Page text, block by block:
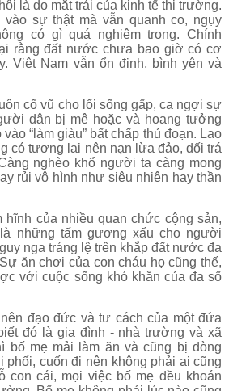
là do mặt trái của kinh tế thị trường.
vào sự thật mà vẫn quanh co, ngụy
có gì quá nghiêm trọng. Chính
rằng đất nước chưa bao giờ có cơ
Việt Nam vẫn ổn định, bình yên và
cổ vũ cho lối sống gấp, ca ngợi sự
dân bị mê hoặc và hoang tưởng
“làm giàu” bất chấp thủ đoạn. Lao
có tương lai nên nạn lừa đảo, dối trá
nghèo khổ người ta càng mong
rủi vô hình như siêu nhiên hay thần
hĩnh của nhiều quan chức cộng sản,
những tấm gương xấu cho người
nga tráng lệ trên khắp đất nước đa
ăn chơi của con cháu họ cũng thế,
với cuộc sống khó khăn của đa số
đạo đức và tư cách của một đứa
đó là gia đình - nhà trường và xã
bố mẹ mải làm ăn và cũng bị dòng
phối, cuốn đi nên không phải ai cũng
con cái, mọi việc bố mẹ đều khoán